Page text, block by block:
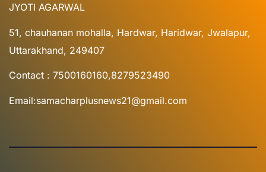
JYOTI AGARWAL
51, chauhanan mohalla, Hardwar, Haridwar, Jwalapur,
Uttarakhand, 249407
Contact : 7500160160,8279523490
Email:samacharplusnews21@gmail.com